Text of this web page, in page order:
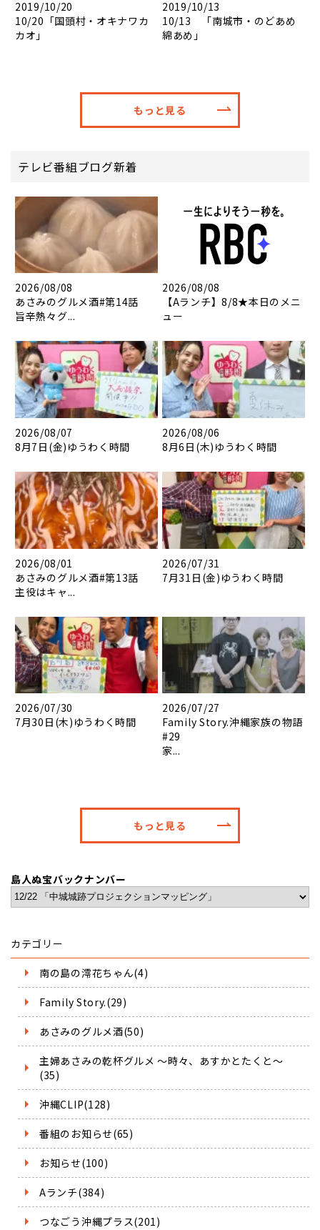
2019/10/20
10/20「国頭村・オキナワカ
カオ」
2019/10/13
10/13 「南城市・のどあめ
綿あめ」
もっと見る
テレビ番組ブログ新着
2026/08/08
あさみのグルメ酒#第14話
旨辛熱々グ...
2026/08/08
【Aランチ】8/8★本日のメニ
ュー
2026/08/07
8月7日(金)ゆうわく時間
2026/08/06
8月6日(木)ゆうわく時間
2026/08/01
あさみのグルメ酒#第13話
主役はキャ...
2026/07/31
7月31日(金)ゆうわく時間
2026/07/30
7月30日(木)ゆうわく時間
2026/07/27
Family Story.沖縄家族の物語
#29
家...
もっと見る
島人ぬ宝バックナンバー
カテゴリー
南の島の澪花ちゃん(4)
Family Story.(29)
あさみのグルメ酒(50)
主婦あさみの乾杯グルメ ～時々、あすかとたくと～
(35)
沖縄CLIP(128)
番組のお知らせ(65)
お知らせ(100)
Aランチ(384)
つなごう沖縄プラス(201)